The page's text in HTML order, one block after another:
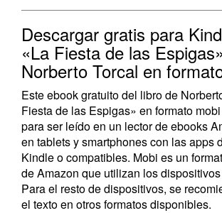
Descargar gratis para
«La Fiesta de las
Norberto Torcal en
Este ebook gratuito del libro de
Fiesta de las Espigas» en formato
para ser leído en un lector de ebooks
en tablets y smartphones con las apps
Kindle o compatibles. Mobi es un
de Amazon que utilizan los
Para el resto de dispositivos, se
el texto en otros formatos disponibles.